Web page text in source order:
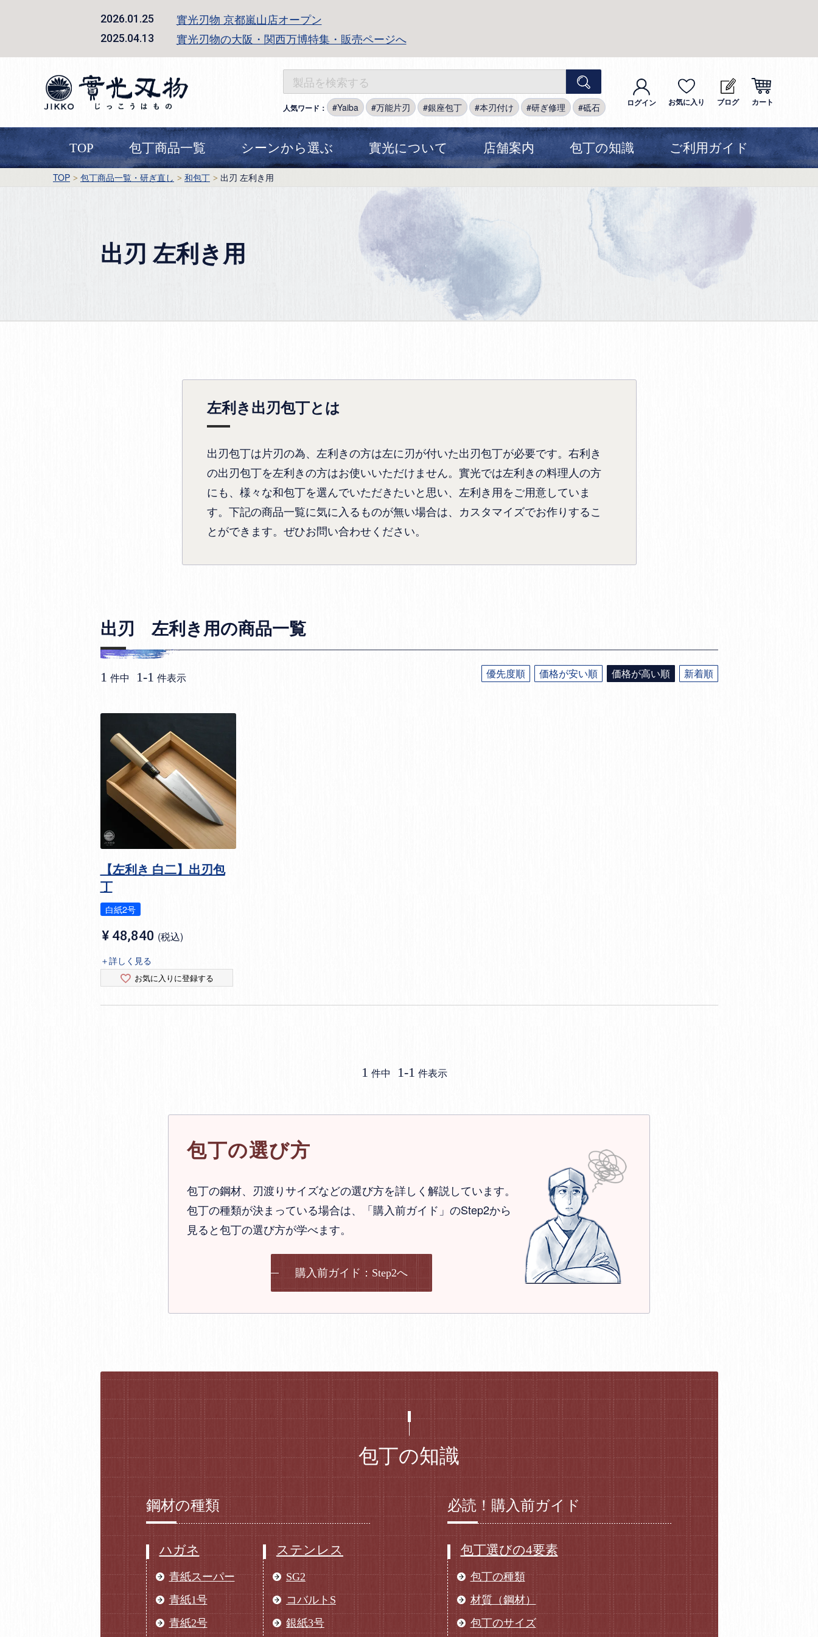
2026.01.25 實光刃物 京都嵐山店オープン
2025.04.13 實光刃物の大阪・関西万博特集・販売ページへ
人気ワード： Yaiba 万能片刃 銀座包丁 本刃付け 研ぎ修理 砥石 ログイン お気に入り ブログ カート
TOP 包丁商品一覧 シーンから選ぶ 實光について 店舗案内 包丁の知識 ご利用ガイド
TOP 包丁商品一覧・研ぎ直し 和包丁 出刃 左利き用
出刃 左利き用
左利き出刃包丁とは
出刃包丁は片刃の為、左利きの方は左に刃が付いた出刃包丁が必要です。右利き
の出刃包丁を左利きの方はお使いいただけません。實光では左利きの料理人の方
にも、様々な和包丁を選んでいただきたいと思い、左利き用をご用意していま
す。下記の商品一覧に気に入るものが無い場合は、カスタマイズでお作りするこ
とができます。ぜひお問い合わせください。
出刃 左利き用の商品一覧
優先度順 価格が安い順 価格が高い順 新着順
1 件中 1-1 件表示
【左利き 白二】出刃包
丁
白紙2号
¥ 48,840 税込
＋詳しく見る
お気に入りに登録する
1 件中 1-1 件表示
包丁の選び方
包丁の鋼材、刃渡りサイズなどの選び方を詳しく解説しています。
包丁の種類が決まっている場合は、「購入前ガイド」のStep2から
見ると包丁の選び方が学べます。
購入前ガイド：Step2へ
包丁の知識
鋼材の種類
ハガネ
青紙スーパー
青紙1号
青紙2号
ステンレス
SG2
コバルトS
銀紙3号
必読！購入前ガイド
包丁選びの4要素
包丁の種類
材質（鋼材）
包丁のサイズ